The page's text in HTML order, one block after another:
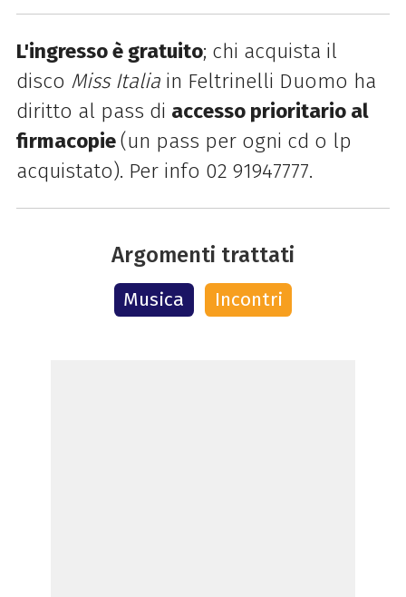
L'ingresso è gratuito; chi acquista il
disco Miss Italiain Feltrinelli Duomo ha
diritto al pass di accesso prioritario al
firmacopie(un pass per ogni cd o lp
acquistato). Per info 02 91947777.
Argomenti trattati
Musica Incontri